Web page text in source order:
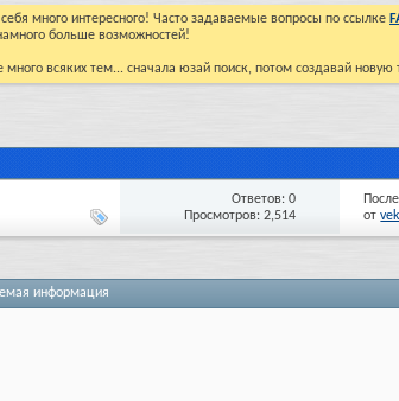
много интересного! Часто задаваемые вопросы по ссылке
больше возможностей!
всяких тем... сначала юзай поиск, потом создавай
Ответов: 0
Просмотров: 2,514
от
информация